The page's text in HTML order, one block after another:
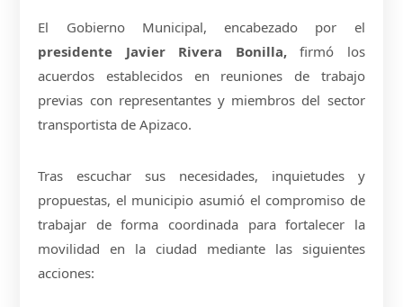
El Gobierno Municipal, encabezado por el
presidente Javier Rivera Bonilla,firmó los
acuerdos establecidos en reuniones de trabajo
previas con representantes y miembros del sector
transportista de Apizaco.
Tras escuchar sus necesidades, inquietudes y
propuestas, el municipio asumió el compromiso de
trabajar de forma coordinada para fortalecer la
movilidad en la ciudad mediante las siguientes
acciones: